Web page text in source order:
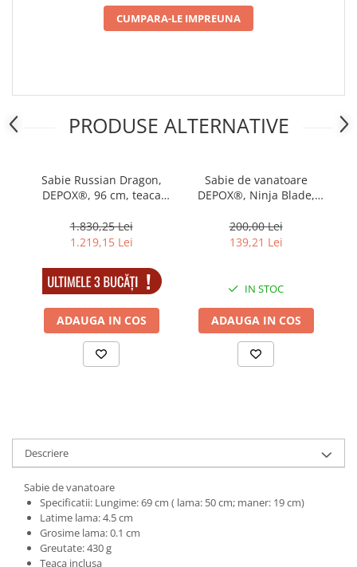
CUMPARA-LE IMPREUNA
PRODUSE ALTERNATIVE
Sabie Russian Dragon,
DEPOX®, 96 cm, teaca
1.830,25 Lei
1.219,15 Lei
IN STOC
ADAUGA IN COS
Sabie de vanatoare
DEPOX®, Ninja Blade,
negru
200,00 Lei
139,21 Lei
IN STOC
ADAUGA IN COS
Descriere
Sabie de vanatoare
Specificatii: Lungime: 69 cm ( lama: 50 cm; maner: 19 cm)
Latime lama: 4.5 cm
Grosime lama: 0.1 cm
Greutate: 430 g
Teaca inclusa